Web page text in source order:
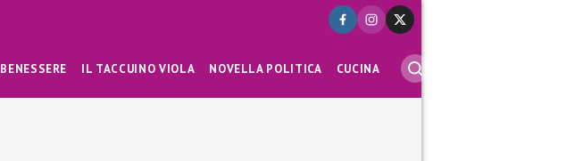
BENESSERE IL TACCUINO VIOLA NOVELLA POLITICA CUCINA